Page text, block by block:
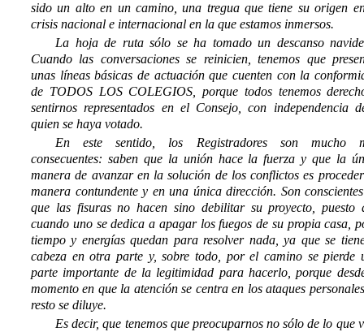
sido un alto en un camino, una tregua que tiene su origen
crisis nacional e internacional en la que estamos inmersos.
La hoja de ruta sólo se ha tomado un descanso
Cuando las conversaciones se reinicien, tenemos que
unas líneas básicas de actuación que cuenten con la
de TODOS LOS COLEGIOS, porque todos tenemos
sentirnos representados en el Consejo, con independencia
quien se haya votado.
En este sentido, los Registradores son mucho
consecuentes: saben que la unión hace la fuerza y que la
manera de avanzar en la solución de los conflictos es
manera contundente y en una única dirección. Son
que las fisuras no hacen sino debilitar su proyecto, puesto
cuando uno se dedica a apagar los fuegos de su propia casa,
tiempo y energías quedan para resolver nada, ya que se
cabeza en otra parte y, sobre todo, por el camino se pierde
parte importante de la legitimidad para hacerlo, porque
momento en que la atención se centra en los ataques
resto se diluye.
Es decir, que tenemos que preocuparnos no sólo de lo que